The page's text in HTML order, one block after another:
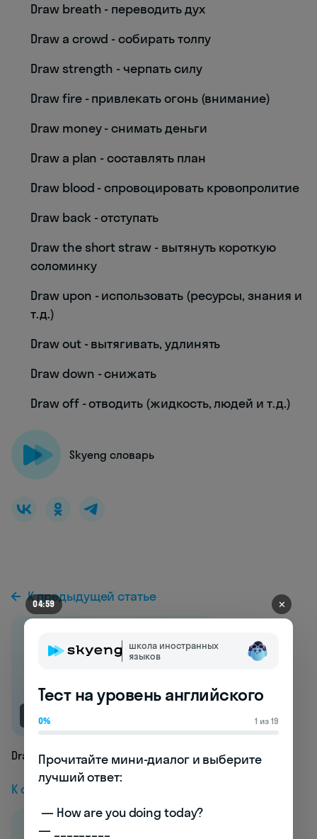
Draw breath - переводить дух
Draw a crowd - собирать толпу
Draw strength - черпать силу
Draw fire - привлекать огонь (внимание)
Draw money - снимать деньги
Draw a plan - составлять план
Draw blood - спровоцировать кровопролитие
Draw back - отступать
Draw the short straw - вытянуть короткую
соломинку
Draw upon - использовать (ресурсы, знания и
т.д.)
Draw out - вытягивать, удлинять
Draw down - снижать
Draw off - отводить (жидкость, людей и т.д.)
Skyeng словарь
К предыдущей статье
NEW
Drain
К следующей статье
04:54 ✕
школа иностранных
языков
Тест на уровень английского
0% 1 из 19
Прочитайте мини-диалог и выберите
лучший ответ:
— _________